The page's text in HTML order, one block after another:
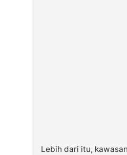
Lebih dari itu,